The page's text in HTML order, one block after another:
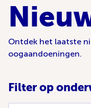
Ontdek het laatste
oogaandoeningen.
Filter op